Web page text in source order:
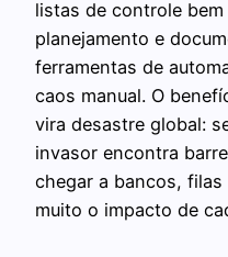
listas de controle
planejamento e
ferramentas de
caos manual. O
vira desastre global:
invasor encontra
chegar a bancos,
muito o impacto de